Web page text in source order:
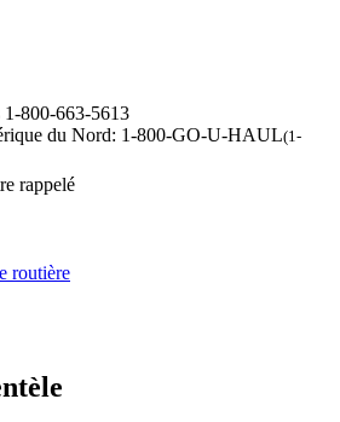
1-800-663-5613
du Nord: 1-800-GO-U-HAUL(1-
rappelé
routière